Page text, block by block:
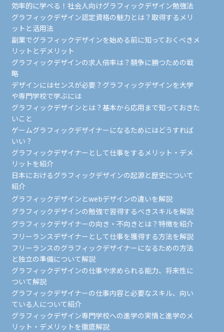
効率的に学べる！社会人向けグラフィックデザイン勉強法
グラフィックデザイン認定資格の魅力とは？取得するメリ
ットと活用法
副業でグラフィックデザインを始める前に知っておくべきメ
リットとデメリット
グラフィックデザインの求人倍率は？競争に勝つための戦
略
デザインにはセンスが必要？グラフィックデザインを大学
や専門学校で学ぶには
グラフィックデザインとは？基本から応用まで知っておきた
いこと
ゲームグラフィックデザイナーになるためにはどうすれば
いい？
グラフィックデザイナーとして仕事をするメリット・デメ
リットを紹介
日本におけるグラフィックデザインの起源と歴史について
紹介
グラフィックデザインとwebデザインの違いを解説
グラフィックデザインの勉強で習得するべきスキルを解説
グラフィックデザイナーの向き・不向きとは？特徴を紹介
フリーランスデザイナーとして仕事を獲得する方法を解説
フリーランスのグラフィックデザイナーになるための方法
と独立の準備について解説
グラフィックデザインの仕事や求められる能力、将来性に
ついて解説
グラフィックデザイナーの仕事内容と必要なスキル、向い
ている人について紹介
グラフィックデザイン専門学校への進学の実情と進学のメ
リット・デメリットを徹底解説